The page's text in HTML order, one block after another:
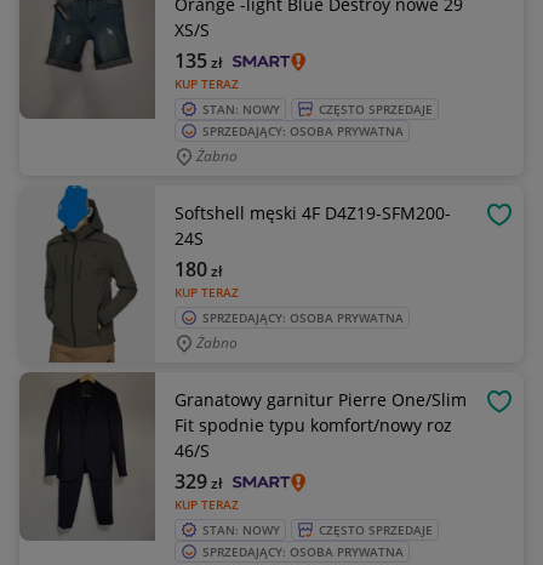
XS/S
KUP TERAZ
135zł
STAN: NOWY
CZĘSTO SPRZEDAJE
SPRZEDAJĄCY: OSOBA PRYWATNA
Żabno
Softshell męski 4F D4Z19-SFM200-
24S
KUP TERAZ
180zł
SPRZEDAJĄCY: OSOBA PRYWATNA
Żabno
Granatowy garnitur Pierre One/Slim
Fit spodnie typu komfort/nowy roz
46/S
KUP TERAZ
329zł
STAN: NOWY
CZĘSTO SPRZEDAJE
SPRZEDAJĄCY: OSOBA PRYWATNA